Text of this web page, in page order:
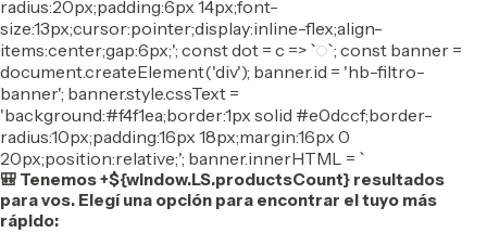
radius:20px;padding:6px 14px;font-
size:13px;cursor:pointer;display:inline-flex;align-
items:center;gap:6px;'; const dot = c => ` `; const banner =
document.createElement('div'); banner.id = 'hb-filtro-
banner'; banner.style.cssText =
'background:#f4f1ea;border:1px solid #e0dccf;border-
radius:10px;padding:16px 18px;margin:16px 0
20px;position:relative;'; banner.innerHTML = `
🎒 Tenemos +${window.LS.productsCount} resultados
para vos. Elegí una opción para encontrar el tuyo más
rápido: